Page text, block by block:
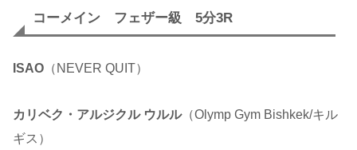
コーメイン フェザー級 5分3R
ISAO （NEVER QUIT）
カリベク・アルジクル ウルル（Olymp Gym Bishkek/キル
ギス）